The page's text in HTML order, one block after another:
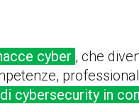
cyber , che
cybersecurity in